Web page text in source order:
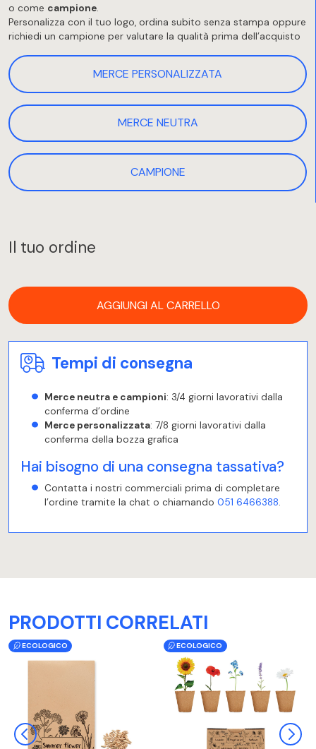
o come campione.
Personalizza con il tuo logo, ordina subito senza stampa oppure
richiedi un campione per valutare la qualità prima dell’acquisto
MERCE PERSONALIZZATA
MERCE NEUTRA
CAMPIONE
Il tuo ordine
AGGIUNGI AL CARRELLO
Tempi di consegna
Merce neutra e campioni: 3/4 giorni lavorativi dalla
conferma d’ordine
Merce personalizzata: 7/8 giorni lavorativi dalla
conferma della bozza grafica
Hai bisogno di una consegna tassativa?
Contatta i nostri commerciali prima di completare
l’ordine tramite la chat o chiamando 051 6466388.
PRODOTTI CORRELATI
ECOLOGICO ECOLOGICO